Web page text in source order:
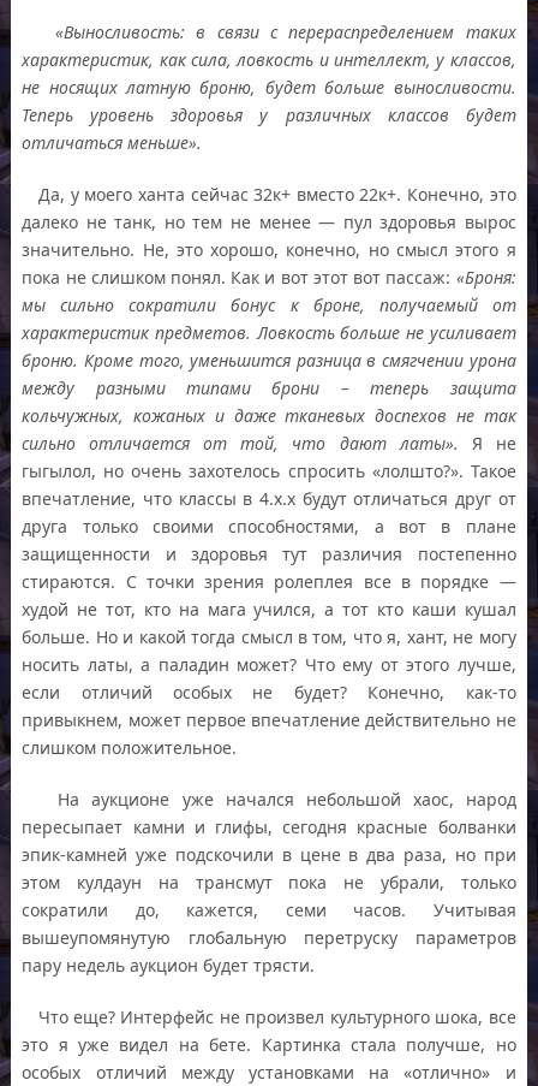
«Выносливость: в связи с перераспределением таких
характеристик, как сила, ловкость и интеллект, у классов,
не носящих латную броню, будет больше выносливости.
Теперь уровень здоровья у различных классов будет
отличаться меньше».
Да, у моего ханта сейчас 32к+ вместо 22к+. Конечно, это
далеко не танк, но тем не менее — пул здоровья вырос
значительно. Не, это хорошо, конечно, но смысл этого я
пока не слишком понял. Как и вот этот вот пассаж: «Броня:
мы сильно сократили бонус к броне, получаемый от
характеристик предметов. Ловкость больше не усиливает
броню. Кроме того, уменьшится разница в смягчении урона
между разными типами брони – теперь защита
кольчужных, кожаных и даже тканевых доспехов не так
сильно отличается от той, что дают латы». Я не
гыгылол, но очень захотелось спросить «лолшто?». Такое
впечатление, что классы в 4.х.х будут отличаться друг от
друга только своими способностями, а вот в плане
защищенности и здоровья тут различия постепенно
стираются. С точки зрения ролеплея все в порядке —
худой не тот, кто на мага учился, а тот кто каши кушал
больше. Но и какой тогда смысл в том, что я, хант, не могу
носить латы, а паладин может? Что ему от этого лучше,
если отличий особых не будет? Конечно, как-то
привыкнем, может первое впечатление действительно не
слишком положительное.
На аукционе уже начался небольшой хаос, народ
пересыпает камни и глифы, сегодня красные болванки
эпик-камней уже подскочили в цене в два раза, но при
этом кулдаун на трансмут пока не убрали, только
сократили до, кажется, семи часов. Учитывая
вышеупомянутую глобальную перетруску параметров
пару недель аукцион будет трясти.
Что еще? Интерфейс не произвел культурного шока, все
это я уже видел на бете. Картинка стала получше, но
особых отличий между установками на «отлично» и